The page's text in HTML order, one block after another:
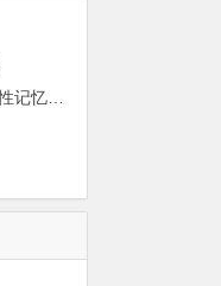
愿你有一天能和你重要的人重逢 可塑性记忆经典语录